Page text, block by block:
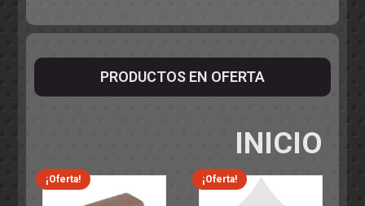
PRODUCTOS EN OFERTA
INICIO
¡Oferta! ¡Oferta!